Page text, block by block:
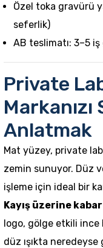
Özel toka gravürü
seferlik)
AB teslimatı: 3–5
Private
Anlatmak
Mat yüzey, private
zemin sunuyor. Düz
işleme için ideal bir
Kayış üzerine
logo, gölge etkili ince
düz ışıkta